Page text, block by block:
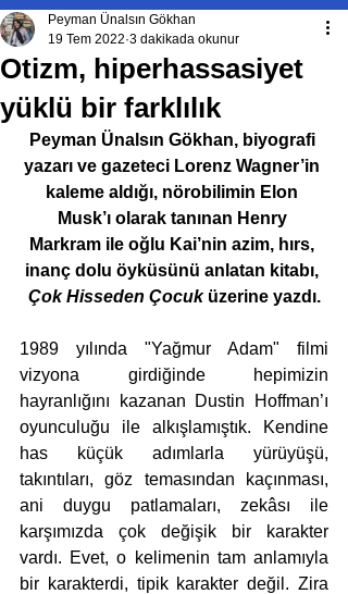
Otizm, hiperhassasiyet
yüklü bir farklılık
Peyman Ünalsın Gökhan
19 Tem 2022 3 dakikada okunur
Peyman Ünalsın Gökhan, biyografi
yazarı ve gazeteci Lorenz Wagner’in
kaleme aldığı, nörobilimin Elon
Musk’ı olarak tanınan Henry
Markram ile oğlu Kai’nin azim, hırs,
inanç dolu öyküsünü anlatan kitabı,
Çok Hisseden Çocuk üzerine yazdı.
1989 yılında "Yağmur Adam" filmi
vizyona girdiğinde hepimizin
hayranlığını kazanan Dustin Hoffman’ı
oyunculuğu ile alkışlamıştık. Kendine
has küçük adımlarla yürüyüşü,
takıntıları, göz temasından kaçınması,
ani duygu patlamaları, zekâsı ile
karşımızda çok değişik bir karakter
vardı. Evet, o kelimenin tam anlamıyla
bir karakterdi, tipik karakter değil. Zira